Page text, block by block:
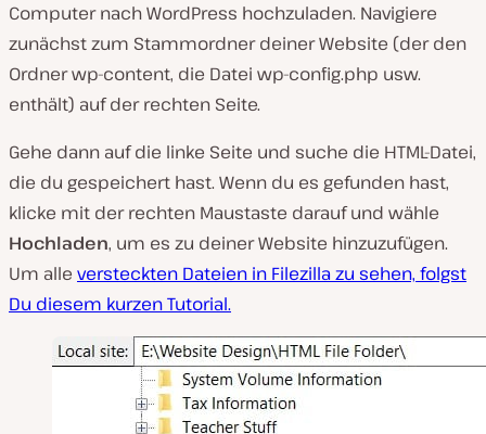
Computer nach WordPress hochzuladen. Navigiere
zunächst zum Stammordner deiner Website (der den
Ordner wp-content, die Datei wp-config.php usw.
enthält) auf der rechten Seite.
Gehe dann auf die linke Seite und suche die HTML-Datei,
die du gespeichert hast. Wenn du es gefunden hast,
klicke mit der rechten Maustaste darauf und wähle
Hochladen, um es zu deiner Website hinzuzufügen.
Um alle versteckten Dateien in Filezilla zu sehen, folgst
Du diesem kurzen Tutorial.